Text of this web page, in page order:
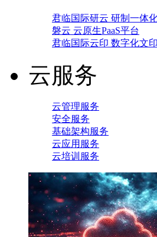
君临国际研云 研制一体
磐云 云原生PaaS平台
君临国际云印 数字化文
云服务
云管理服务
安全服务
基础架构服务
云应用服务
云培训服务